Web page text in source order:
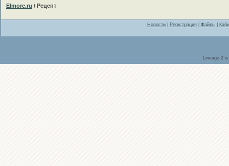
Elmore.ru / Рецепт
Новости| Регистрация| Файлы|
Lineage 2